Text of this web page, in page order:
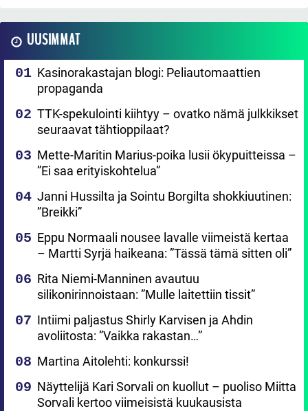
UUSIMMAT
Kasinorakastajan blogi: Peliautomaattien
propaganda
TTK-spekulointi kiihtyy – ovatko nämä julkkikset
seuraavat tähtioppilaat?
Mette-Maritin Marius-poika lusii ökypuitteissa –
”Ei saa erityiskohtelua”
Janni Hussilta ja Sointu Borgilta shokkiuutinen:
”Breikki”
Eppu Normaali nousee lavalle viimeistä kertaa
– Martti Syrjä haikeana: ”Tässä tämä sitten oli”
Rita Niemi-Manninen avautuu
silikonirinnoistaan: ”Mulle laitettiin tissit”
Intiimi paljastus Shirly Karvisen ja Ahdin
avoliitosta: ”Vaikka rakastan…”
Martina Aitolehti: konkurssi!
Näyttelijä Kari Sorvali on kuollut – puoliso Miitta
Sorvali kertoo viimeisistä kuukausista